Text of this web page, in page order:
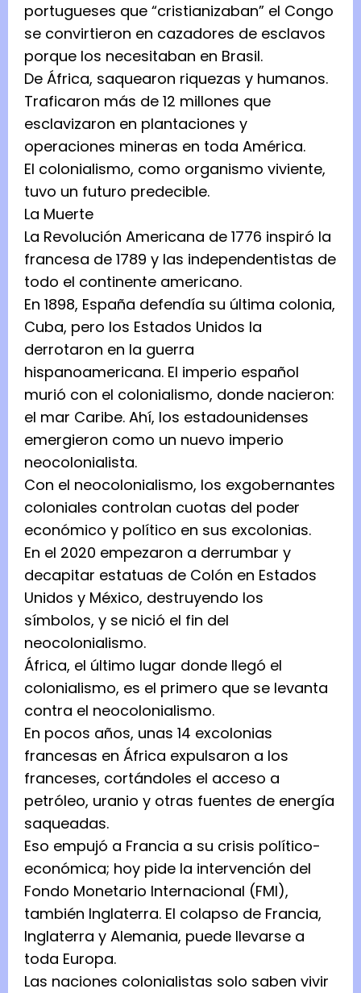
portugueses que “cristianizaban” el Congo
se convirtieron en cazadores de esclavos
porque los necesitaban en Brasil.
De África, saquearon riquezas y humanos.
Traficaron más de 12 millones que
esclavizaron en plantaciones y
operaciones mineras en toda América.
El colonialismo, como organismo viviente,
tuvo un futuro predecible.
La Muerte
La Revolución Americana de 1776 inspiró la
francesa de 1789 y las independentistas de
todo el continente americano.
En 1898, España defendía su última colonia,
Cuba, pero los Estados Unidos la
derrotaron en la guerra
hispanoamericana. El imperio español
murió con el colonialismo, donde nacieron:
el mar Caribe. Ahí, los estadounidenses
emergieron como un nuevo imperio
neocolonialista.
Con el neocolonialismo, los exgobernantes
coloniales controlan cuotas del poder
económico y político en sus excolonias.
En el 2020 empezaron a derrumbar y
decapitar estatuas de Colón en Estados
Unidos y México, destruyendo los
símbolos, y se nició el fin del
neocolonialismo.
África, el último lugar donde llegó el
colonialismo, es el primero que se levanta
contra el neocolonialismo.
En pocos años, unas 14 excolonias
francesas en África expulsaron a los
franceses, cortándoles el acceso a
petróleo, uranio y otras fuentes de energía
saqueadas.
Eso empujó a Francia a su crisis político-
económica; hoy pide la intervención del
Fondo Monetario Internacional (FMI),
también Inglaterra. El colapso de Francia,
Inglaterra y Alemania, puede llevarse a
toda Europa.
Las naciones colonialistas solo saben vivir